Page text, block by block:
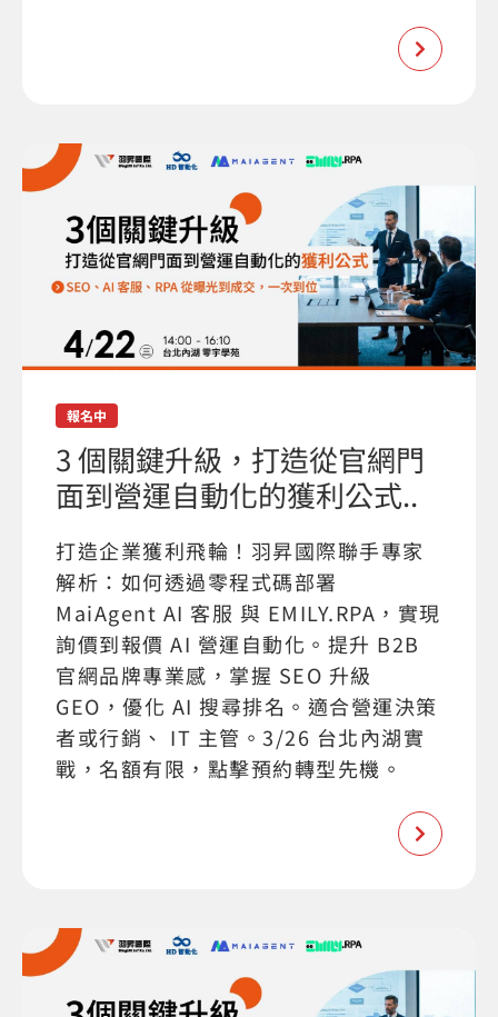
報名中
3 個關鍵升級，打造從官網門
面到營運自動化的獲利公式..
打造企業獲利飛輪！羽昇國際聯手專家
解析：如何透過零程式碼部署
MaiAgent AI 客服 與 EMILY.RPA，實現
詢價到報價 AI 營運自動化。提升 B2B
官網品牌專業感，掌握 SEO 升級
GEO，優化 AI 搜尋排名。適合營運決策
者或行銷、 IT 主管。3/26 台北內湖實
戰，名額有限，點擊預約轉型先機。